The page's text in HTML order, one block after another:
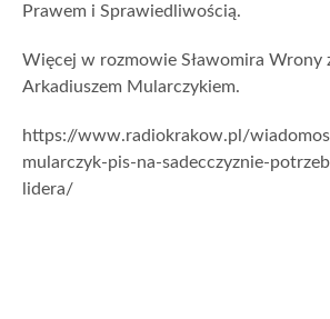
Prawem i Sprawiedliwością.
Więcej w rozmowie Sławomira Wrony
Arkadiuszem Mularczykiem.
https://www.radiokrakow.pl/
mularczyk-pis-na-sadecczyznie-
lidera/